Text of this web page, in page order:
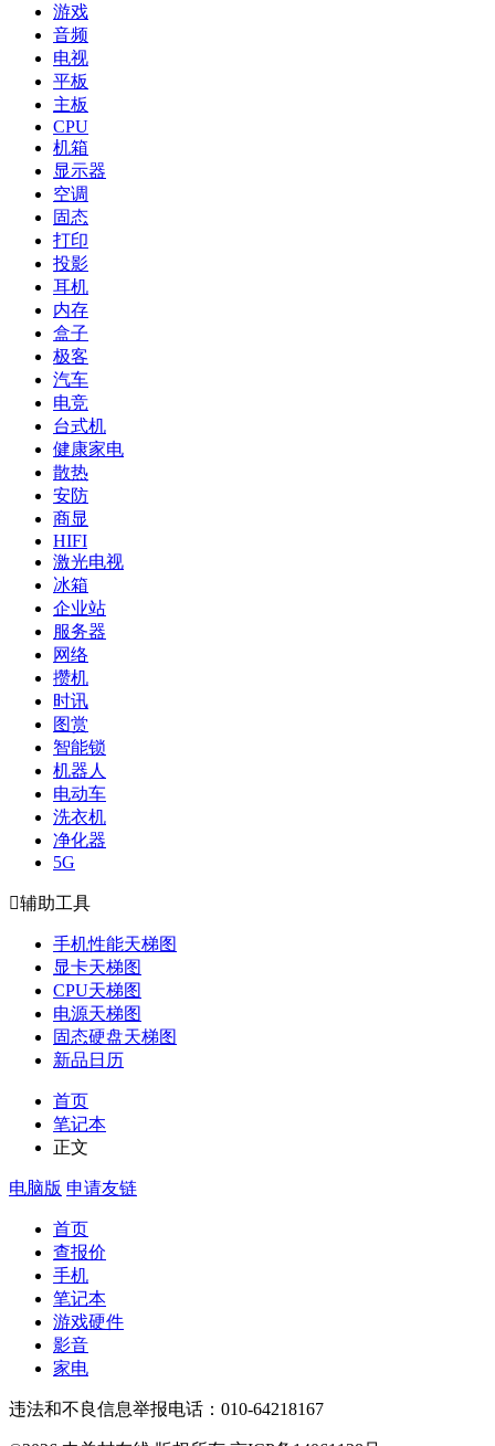
游戏
音频
电视
平板
主板
CPU
机箱
显示器
空调
固态
打印
投影
耳机
内存
盒子
极客
汽车
电竞
台式机
健康家电
散热
安防
商显
HIFI
激光电视
冰箱
企业站
服务器
网络
攒机
时讯
图赏
智能锁
机器人
电动车
洗衣机
净化器
5G
辅助工具
手机性能天梯图
显卡天梯图
CPU天梯图
电源天梯图
固态硬盘天梯图
新品日历
首页
笔记本
正文
电脑版 申请友链
首页
查报价
手机
笔记本
游戏硬件
影音
家电
违法和不良信息举报电话：010-64218167